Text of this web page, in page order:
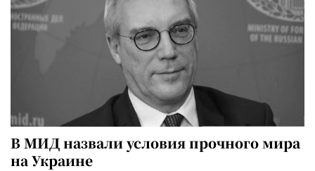
В МИД назвали условия прочного мира
на Украине